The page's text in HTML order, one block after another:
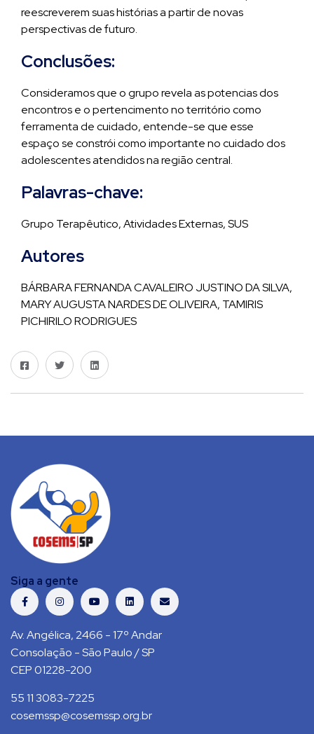
reescreverem suas histórias a partir de novas
perspectivas de futuro.
Conclusões:
Consideramos que o grupo revela as potencias dos
encontros e o pertencimento no território como
ferramenta de cuidado, entende-se que esse
espaço se constrói como importante no cuidado dos
adolescentes atendidos na região central.
Palavras-chave:
Grupo Terapêutico, Atividades Externas, SUS
Autores
BÁRBARA FERNANDA CAVALEIRO JUSTINO DA SILVA,
MARY AUGUSTA NARDES DE OLIVEIRA, TAMIRIS
PICHIRILO RODRIGUES
Siga a gente
Av. Angélica, 2466 - 17º Andar
Consolação - São Paulo / SP
CEP 01228-200
55 11 3083-7225
cosemssp@cosemssp.org.br